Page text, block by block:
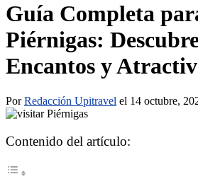
Guía Completa
Piérnigas:
Encantos y
PorRedacción Upitravel el 14 octubre,
Contenido del artículo: